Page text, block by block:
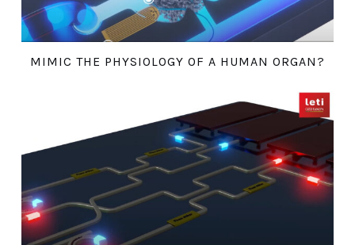
MIMIC THE PHYSIOLOGY OF A HUMAN ORGAN?